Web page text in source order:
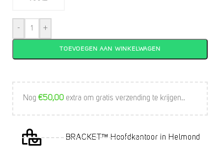
- +
TOEVOEGEN AAN WINKELWAGEN
Nog €50,00 extra om gratis verzending te krijgen..
BRACKET™ Hoofdkantoor in Helmond